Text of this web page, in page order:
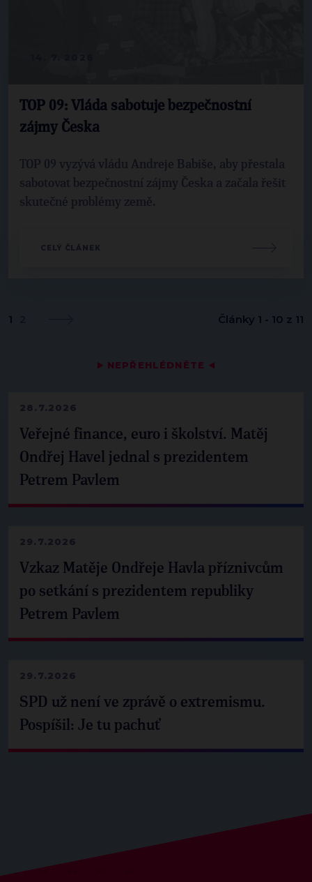
▶ NEPŘEHLÉDNĚTE ◀
28.7.2026
Veřejné finance, euro i školství. Matěj
Ondřej Havel jednal s prezidentem
Petrem Pavlem
29.7.2026
Vzkaz Matěje Ondřeje Havla příznivcům
po setkání s prezidentem republiky
Petrem Pavlem
29.7.2026
SPD už není ve zprávě o extremismu.
Pospíšil: Je tu pachuť
TOP 09: Vláda sabotuje bezpečnostní
zájmy Česka
TOP 09 vyzývá vládu Andreje Babiše, aby přestala
sabotovat bezpečnostní zájmy Česka a začala řešit
skutečné problémy země.
CELÝ ČLÁNEK
1 Články 1 - 10 z 11